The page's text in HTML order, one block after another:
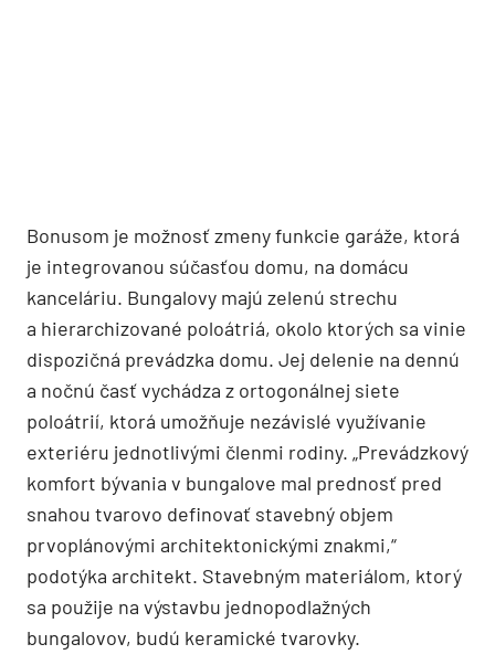
Bonusom je možnosť zmeny funkcie garáže, ktorá
je integrovanou súčasťou domu, na domácu
kanceláriu. Bungalovy majú zelenú strechu
a hierarchizované poloátriá, okolo ktorých sa vinie
dispozičná prevádzka domu. Jej delenie na dennú
a nočnú časť vychádza z ortogonálnej siete
poloátrií, ktorá umožňuje nezávislé využívanie
exteriéru jednotlivými členmi rodiny. „Prevádzkový
komfort bývania v bungalove mal prednosť pred
snahou tvarovo definovať stavebný objem
prvoplánovými architektonickými znakmi,“
podotýka architekt. Stavebným materiálom, ktorý
sa použije na výstavbu jednopodlažných
bungalovov, budú keramické tvarovky.